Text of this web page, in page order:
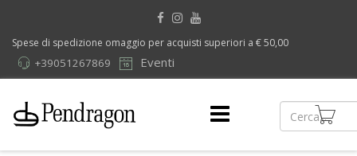
Spese di spedizione omaggio per acquisti superiori a € 50,00
Eventi
+39051267869